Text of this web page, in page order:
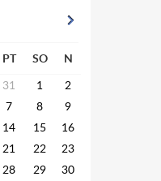
PT SO
N
31 1
2
7 8
9
14 15
16
21 22
23
28 29
30